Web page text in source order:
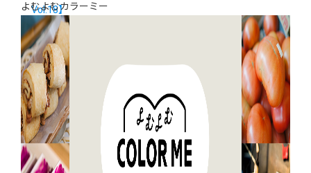
Vol.18】
よむよむカラーミー